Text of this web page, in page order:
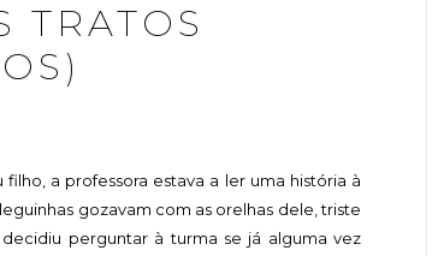
TRATOS
a professora estava a ler uma história à
gozavam com as orelhas dele, triste
perguntar à turma se já alguma vez